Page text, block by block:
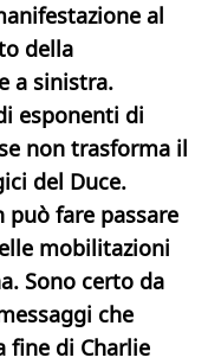
al
della
a sinistra.
esponenti di
non trasforma il
del Duce.
fare passare
mobilitazioni
Sono certo da
che
fine di Charlie